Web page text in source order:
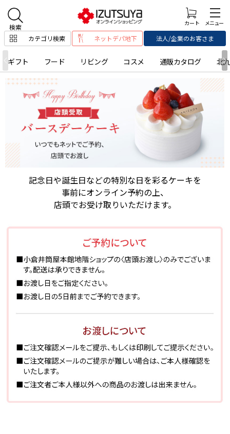
カテゴリ検索 ネットデパ地下 法人/企業のお客さま
ギフト フード リビング コスメ 通販カタログ 北
記念日や誕生日などの特別な日を彩るケーキを
事前にオンライン予約の上、
店頭でお受け取りいただけます。